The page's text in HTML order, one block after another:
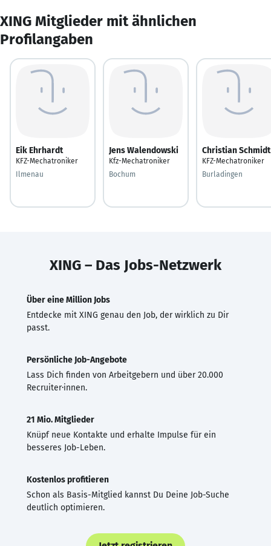
XING Mitglieder mit ähnlichen
Profilangaben
Eik Ehrhardt
KFZ-Mechatroniker
Ilmenau
Jens Walendowski
Kfz-Mechatroniker
Bochum
Christian Schmidt
KFZ-Mechatroniker
Burladingen
XING – Das Jobs-Netzwerk
Über eine Million Jobs
Entdecke mit XING genau den Job, der wirklich zu Dir
passt.
Persönliche Job-Angebote
Lass Dich finden von Arbeitgebern und über 20.000
Recruiter·innen.
21 Mio. Mitglieder
Knüpf neue Kontakte und erhalte Impulse für ein
besseres Job-Leben.
Kostenlos profitieren
Schon als Basis-Mitglied kannst Du Deine Job-Suche
deutlich optimieren.